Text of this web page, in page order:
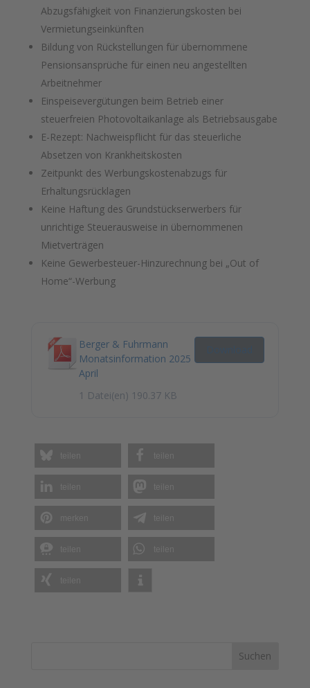
Abzugsfähigkeit von Finanzierungskosten bei
Vermietungseinkünften
Bildung von Rückstellungen für übernommene
Pensionsansprüche für einen neu angestellten
Arbeitnehmer
Einspeisevergütungen beim Betrieb einer
steuerfreien Photovoltaikanlage als Betriebsausgabe
E-Rezept: Nachweispflicht für das steuerliche
Absetzen von Krankheitskosten
Zeitpunkt des Werbungskostenabzugs für
Erhaltungsrücklagen
Keine Haftung des Grundstückserwerbers für
unrichtige Steuerausweise in übernommenen
Mietverträgen
Keine Gewerbesteuer-Hinzurechnung bei „Out of
Home“-Werbung
Berger & Fuhrmann
Monatsinformation 2025
April
1 Datei(en) 190.37 KB
teilen teilen
teilen teilen
teilen
teilen teilen
teilen